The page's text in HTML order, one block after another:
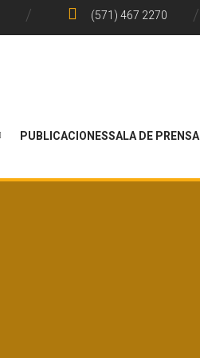
(571) 467 2270
PUBLICACIONESSALA DE PRENSA